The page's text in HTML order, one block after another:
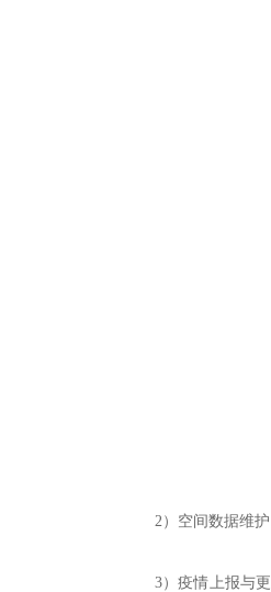
2）空间数据维
3）疫情上报与